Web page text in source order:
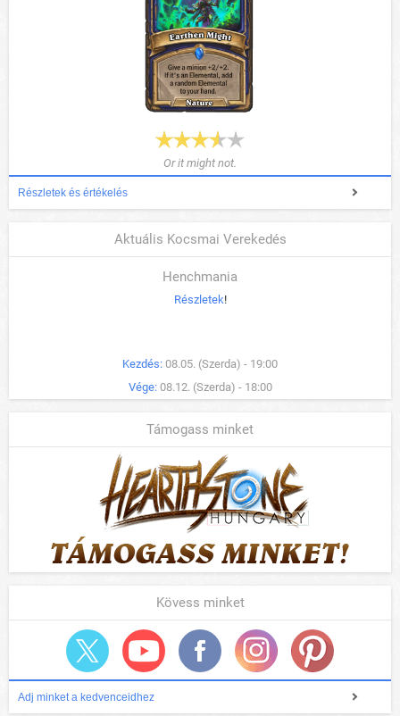
Or it might not.
Részletek és értékelés
Aktuális Kocsmai Verekedés
Henchmania
Részletek!
Kezdés: 08.05. (Szerda) - 19:00
Vége: 08.12. (Szerda) - 18:00
Támogass minket
Kövess minket
Adj minket a kedvenceidhez